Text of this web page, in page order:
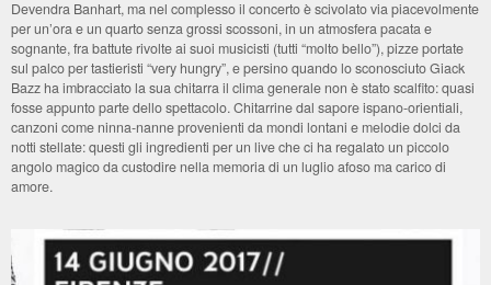
Devendra Banhart, ma nel complesso il concerto è scivolato via piacevolmente
per un’ora e un quarto senza grossi scossoni, in un atmosfera pacata e
sognante, fra battute rivolte ai suoi musicisti (tutti “molto bello”), pizze portate
sul palco per tastieristi “very hungry”, e persino quando lo sconosciuto Giack
Bazz ha imbracciato la sua chitarra il clima generale non è stato scalfito: quasi
fosse appunto parte dello spettacolo. Chitarrine dal sapore ispano-orientiali,
canzoni come ninna-nanne provenienti da mondi lontani e melodie dolci da
notti stellate: questi gli ingredienti per un live che ci ha regalato un piccolo
angolo magico da custodire nella memoria di un luglio afoso ma carico di
amore.